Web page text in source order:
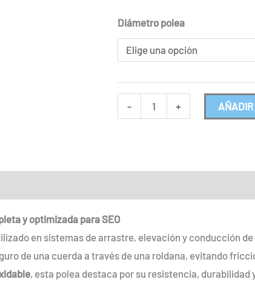
Diámetro polea
- + AÑADIR
y optimizada para SEO
en sistemas de arrastre, elevación y conducción
de una cuerda a través de una roldana, evitando
, esta polea destaca por su resistencia, durabilidad